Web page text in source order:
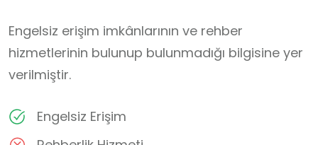
Engelsiz erişim imkânlarının ve rehber
hizmetlerinin bulunup bulunmadığı bilgisine yer
verilmiştir.
Engelsiz Erişim